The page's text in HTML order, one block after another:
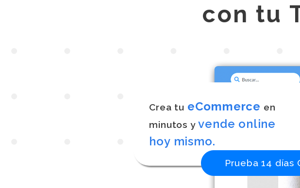
Crea tu eCommerce en
minutos yvende online
hoy mismo.
Prueba 14 días